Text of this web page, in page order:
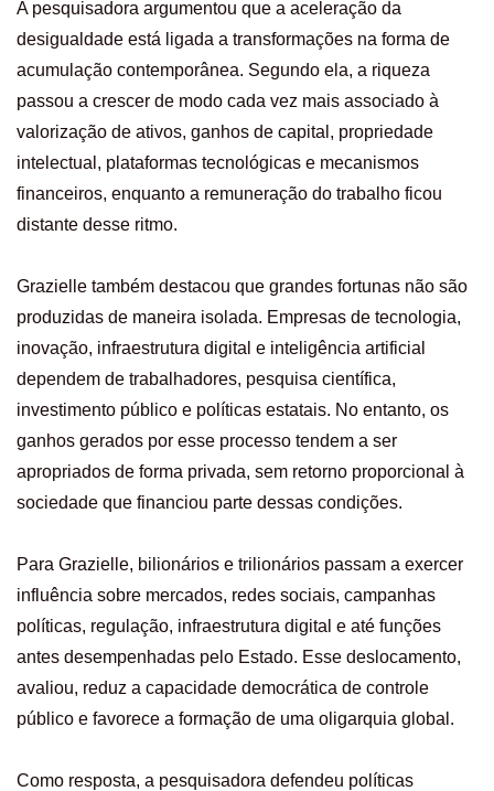
A pesquisadora argumentou que a aceleração da
desigualdade está ligada a transformações na forma de
acumulação contemporânea. Segundo ela, a riqueza
passou a crescer de modo cada vez mais associado à
valorização de ativos, ganhos de capital, propriedade
intelectual, plataformas tecnológicas e mecanismos
financeiros, enquanto a remuneração do trabalho ficou
distante desse ritmo.
Grazielle também destacou que grandes fortunas não são
produzidas de maneira isolada. Empresas de tecnologia,
inovação, infraestrutura digital e inteligência artificial
dependem de trabalhadores, pesquisa científica,
investimento público e políticas estatais. No entanto, os
ganhos gerados por esse processo tendem a ser
apropriados de forma privada, sem retorno proporcional à
sociedade que financiou parte dessas condições.
Para Grazielle, bilionários e trilionários passam a exercer
influência sobre mercados, redes sociais, campanhas
políticas, regulação, infraestrutura digital e até funções
antes desempenhadas pelo Estado. Esse deslocamento,
avaliou, reduz a capacidade democrática de controle
público e favorece a formação de uma oligarquia global.
Como resposta, a pesquisadora defendeu políticas